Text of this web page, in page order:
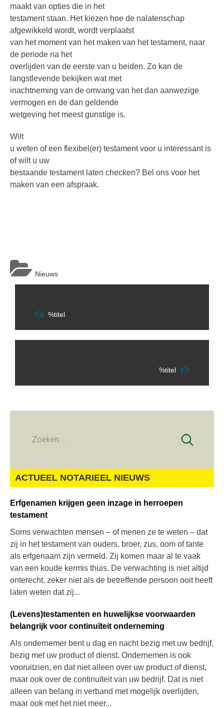
maakt van opties die in het
testament staan. Het kiezen hoe de nalatenschap
afgewikkeld wordt, wordt verplaatst
van het moment van het maken van het testament, naar
de periode na het
overlijden van de eerste van u beiden. Zo kan de
langstlevende bekijken wat met
inachtneming van de omvang van het dan aanwezige
vermogen en de dan geldende
wetgeving het meest gunstige is.
Wilt
u weten of een flexibel(er) testament voor u interessant is
of wilt u uw
bestaande testament laten checken? Bel ons voor het
maken van een afspraak.
Nieuws
Berichtnavigatie
%titel
%titel
Zoeken
ACTUEEL NOTARIEEL NIEUWS
Erfgenamen krijgen geen inzage in herroepen
testament
Soms verwachten mensen – of menen ze te weten – dat
zij in het testament van ouders, broer, zus, oom of tante
als erfgenaam zijn vermeld. Zij komen maar al te vaak
van een koude kermis thuis. De verwachting is niet altijd
onterecht, zeker niet als de betreffende persoon ooit heeft
laten weten dat zij...
(Levens)testamenten en huwelijkse voorwaarden
belangrijk voor continuïteit onderneming
Als ondernemer bent u dag en nacht bezig met uw bedrijf,
bezig met uw product of dienst. Ondernemen is ook
vooruitzien, en dat niet alleen over uw product of dienst,
maar ook over de continuïteit van uw bedrijf. Dat is niet
alleen van belang in verband met mogelijk overlijden,
maar ook met het niet meer...